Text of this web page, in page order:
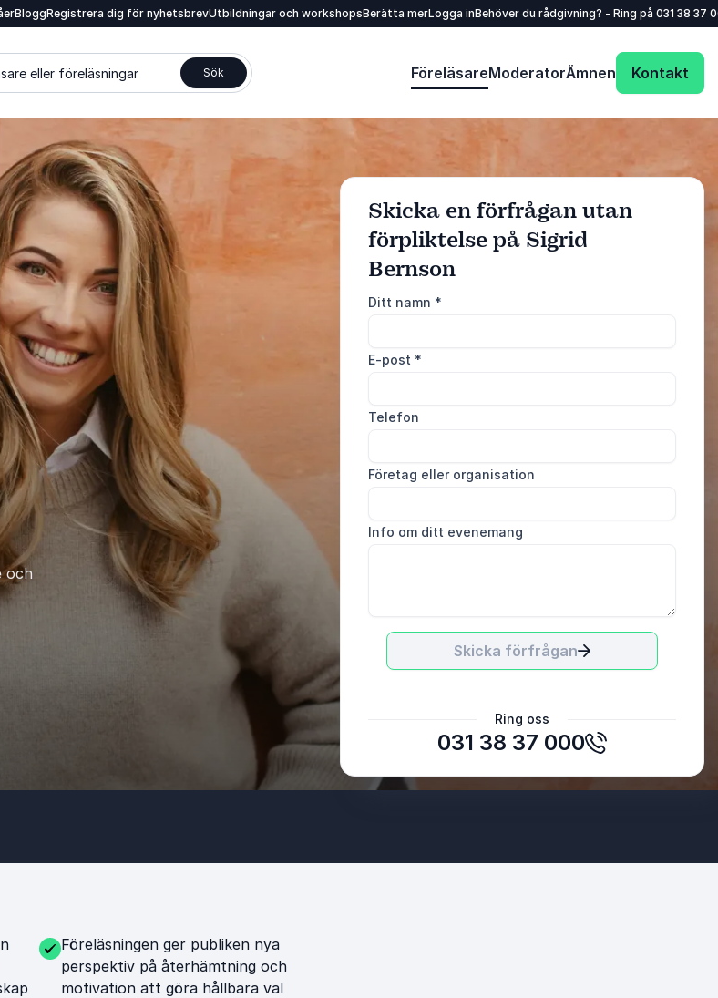
BloggRegistrera dig för nyhetsbrevUtbildningar och workshopsBerätta merLogga inBehöver du rådgivning? - Ring på 031 38 37
eller föreläsningar Sök FöreläsareModeratorÄmnen Kontakt
och
Skicka en förfrågan utan
förpliktelse på Sigrid
Bernson
Ditt namn *
E-post *
Telefon
Företag eller organisation
Info om ditt evenemang
Skicka förfrågan
Ring oss
031 38 37 000
Pers Ordf. för Sveriges sjukhustandsköterskor
inom Orofacial Medicin
Föreläsningen ger publiken nya
perspektiv på återhämtning och
motivation att göra hållbara val